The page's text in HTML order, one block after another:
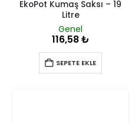
EkoPot Kumaş Saksı – 19
Litre
Genel
116,58₺
SEPETE EKLE